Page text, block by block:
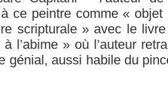
à ce peintre comme «
scripturale » avec le
l’abime » où l’auteur
génial, aussi habile du